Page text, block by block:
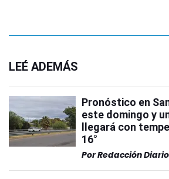
LEÉ ADEMÁS
Pronóstico en
este domingo y
llegará con
16°
PorRedacción